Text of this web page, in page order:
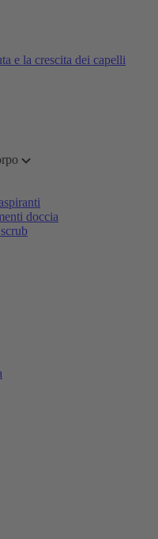
e la crescita dei capelli
doccia